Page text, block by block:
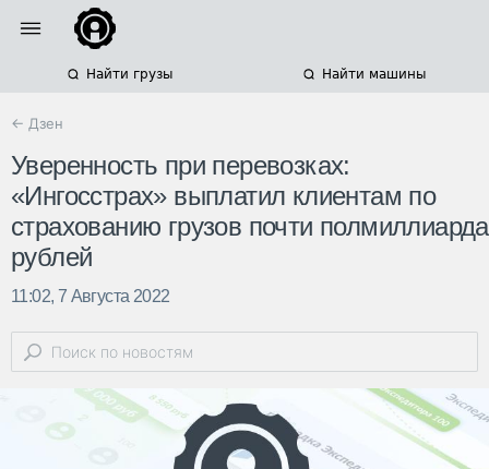
Найти грузы Найти машины
← Дзен
Уверенность при перевозках:
«Ингосстрах» выплатил клиентам по
страхованию грузов почти полмиллиарда
рублей
11:02, 7 Августа 2022